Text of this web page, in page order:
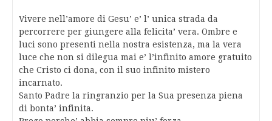
Vivere nell’amore di Gesu’ e’ l’ unica strada da
percorrere per giungere alla felicita’ vera. Ombre e
luci sono presenti nella nostra esistenza, ma la vera
luce che non si dilegua mai e’ l’infinito amore gratuito
che Cristo ci dona, con il suo infinito mistero
incarnato.
Santo Padre la ringranzio per la Sua presenza piena
di bonta’ infinita.